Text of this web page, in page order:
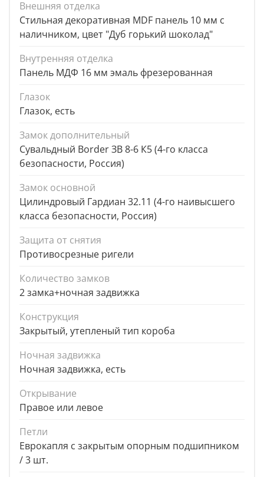
Внешняя отделка
Стильная декоративная MDF панель 10 мм с
наличником, цвет "Дуб горький шоколад"
Внутренняя отделка
Панель МДФ 16 мм эмаль фрезерованная
Глазок
Глазок, есть
Замок дополнительный
Сувальдный Border ЗВ 8-6 К5 (4-го класса
безопасности, Россия)
Замок основной
Цилиндровый Гардиан 32.11 (4-го наивысшего
класса безопасности, Россия)
Защита от снятия
Противосрезные ригели
Количество замков
2 замка+ночная задвижка
Конструкция
Закрытый, утепленый тип короба
Ночная задвижка
Ночная задвижка, есть
Открывание
Правое или левое
Петли
Еврокапля с закрытым опорным подшипником
/ 3 шт.